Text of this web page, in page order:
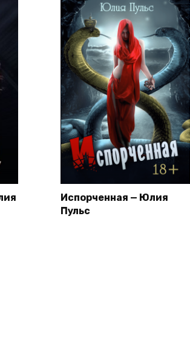
Испорченная — Юлия
Пульс